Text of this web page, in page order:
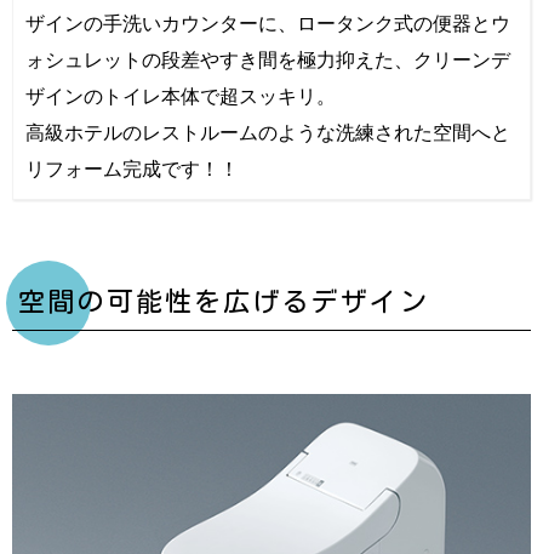
ザインの手洗いカウンターに、ロータンク式の便器とウ
ォシュレットの段差やすき間を極力抑えた、クリーンデ
ザインのトイレ本体で超スッキリ。
高級ホテルのレストルームのような洗練された空間へと
リフォーム完成です！！
空間の可能性を広げるデザイン